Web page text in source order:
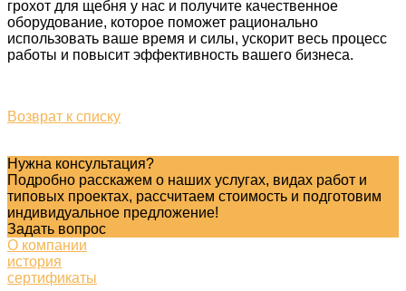
грохот для щебня у нас и получите качественное
оборудование, которое поможет рационально
использовать ваше время и силы, ускорит весь процесс
работы и повысит эффективность вашего бизнеса.
Возврат к списку
Нужна консультация?
Подробно расскажем о наших услугах, видах работ и
типовых проектах, рассчитаем стоимость и подготовим
индивидуальное предложение!
Задать вопрос
О компании
история
сертификаты